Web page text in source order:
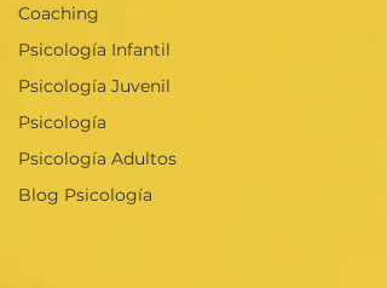
Coaching
Psicología Infantil
Psicología Juvenil
Psicología
Psicología Adultos
Blog Psicología